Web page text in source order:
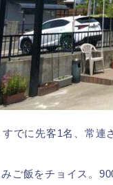
でに先客1名、常連
ご飯をチョイス。